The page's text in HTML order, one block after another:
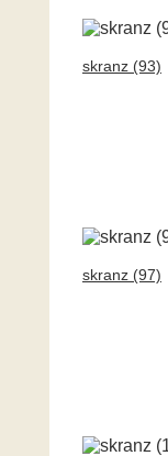
skranz (93)
skranz (97)